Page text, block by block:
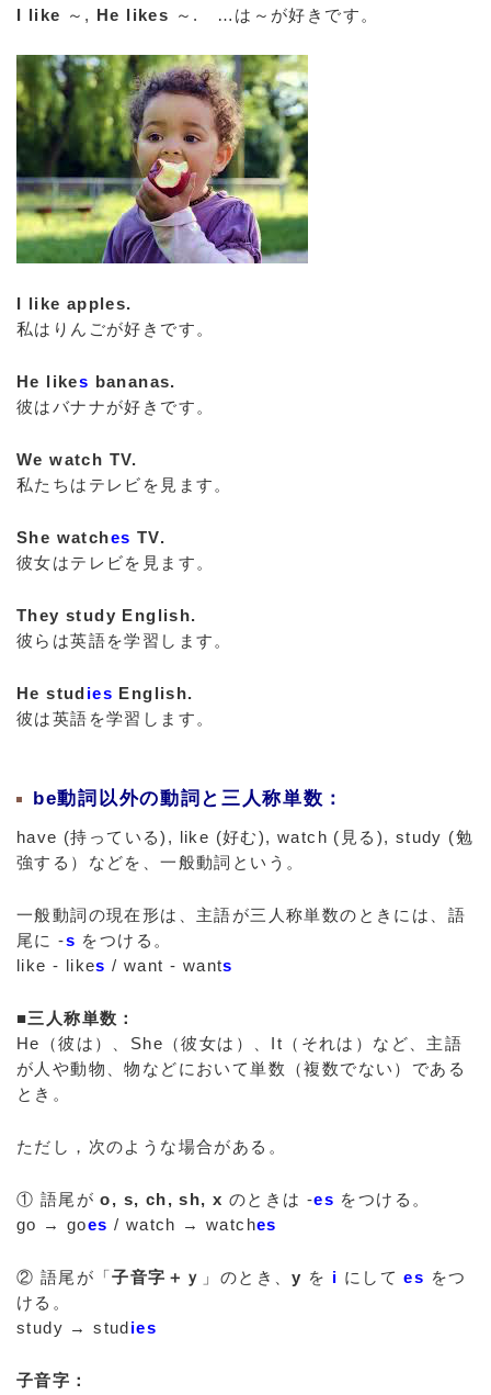
I like ～, He likes ～. …は～が好きです。
I like apples.
私はりんごが好きです。
He likes bananas.
彼はバナナが好きです。
We watch TV.
私たちはテレビを見ます。
She watches TV.
彼女はテレビを見ます。
They study English.
彼らは英語を学習します。
He studies English.
彼は英語を学習します。
be動詞以外の動詞と三人称単数：
have (持っている), like (好む), watch (見る), study (勉
強する）などを、一般動詞という。
一般動詞の現在形は、主語が三人称単数のときには、語
尾に -s をつける。
like - likes / want - wants
■三人称単数：
He（彼は）、She（彼女は）、It（それは）など、主語
が人や動物、物などにおいて単数（複数でない）である
とき。
ただし，次のような場合がある。
① 語尾がo, s, ch, sh, x のときは -es をつける。
go → goes / watch → watches
② 語尾が「子音字＋ｙ 」のとき、y を i にしてes をつ
ける。
study → studies
子音字：